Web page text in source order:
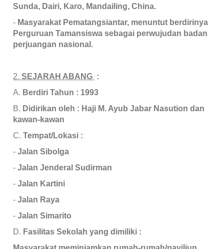
Sunda, Dairi, Karo, Mandailing, China.
- Masyarakat Pematangsiantar, menuntut berdirinya
Perguruan Tamansiswa sebagai perwujudan badan
perjuangan nasional.
2.SEJARAH ABANG :
A. Berdiri Tahun : 1993
B. Didirikan oleh : Haji M. Ayub Jabar Nasution dan
kawan-kawan
C.Tempat/Lokasi :
-Jalan Sibolga
-Jalan Jenderal Sudirman
-Jalan Kartini
-Jalan Raya
-Jalan Simarito
D. Fasilitas Sekolah yang dimiliki :